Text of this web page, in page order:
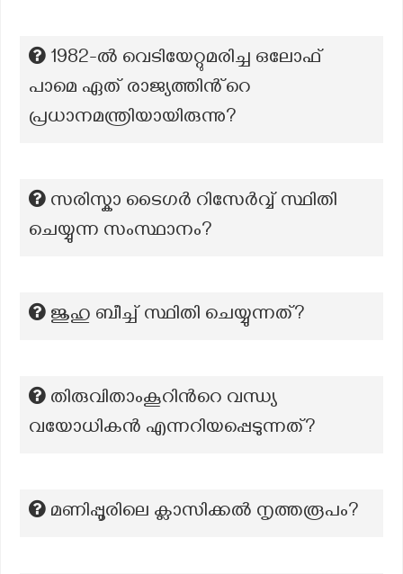
1982-ൽ വെടിയേറ്റുമരിച്ച ഒലോഫ്
പാമെ ഏത് രാജ്യത്തിൻ്റെ
പ്രധാനമന്ത്രിയായിരുന്നു?
സരിസ്കാ ടൈഗർ റിസേർവ്വ് സ്ഥിതി
ചെയ്യുന്ന സംസ്ഥാനം?
ജുഹു ബീച്ച് സ്ഥിതി ചെയ്യുന്നത്?
തിരുവിതാംകൂറിന്‍റെ വന്ധ്യ
വയോധികൻ എന്നറിയപ്പെടുന്നത്?
മണിപ്പൂരിലെ ക്ലാസിക്കൽ നൃത്തരൂപം?